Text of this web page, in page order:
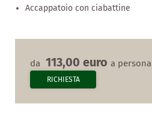
Accappatoio con ciabattine
da 113,00 euro a persona
RICHIESTA